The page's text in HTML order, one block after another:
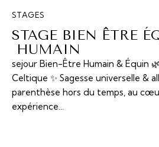
STAGES
STAGE BIEN ÊTRE
HUMAIN
sejour Bien-Être Humain & Équin
Celtique ✨ Sagesse universelle &
parenthèse hors du temps, au
expérience…